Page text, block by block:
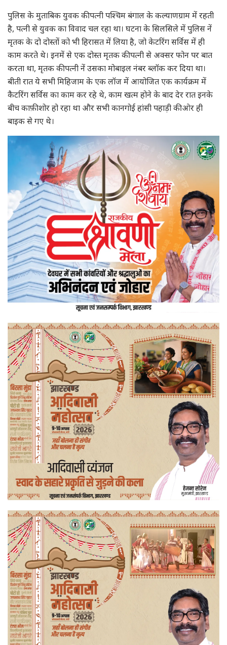
पुलिस के मुताबिक युवक की पत्नी पश्चिम बंगाल के कल्याणग्राम में रहती
है, पत्नी से युवक का विवाद चल रहा था। घटना के सिलसिले में पुलिस नें
मृतक के दो दोस्तों को भी हिरासत में लिया है, जो केटरिंग सर्विस में ही
काम करते थे। इनमें से एक दोस्त मृतक की पत्नी से अक्सर फोन पर बात
करता था, मृतक की पत्नी नें उसका मोबाइल नंबर ब्लॉक कर दिया था।
बीती रात ये सभी मिहिजाम के एक लॉज में आयोजित एक कार्यक्रम में
कैटरिंग सर्विस का काम कर रहे थे, काम खत्म होने के बाद देर रात इनके
बीच काफ़ी शोर हो रहा था और सभी कानगोई हांसी पहाड़ी की ओर ही
बाइक से गए थे।